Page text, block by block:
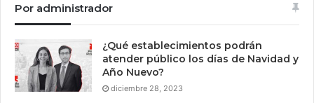
Por administrador
¿Qué establecimientos podrán
atender público los días de Navidad y
Año Nuevo?
diciembre 28, 2023